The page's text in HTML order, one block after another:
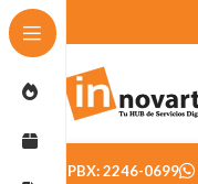
PBX: 2246-0699